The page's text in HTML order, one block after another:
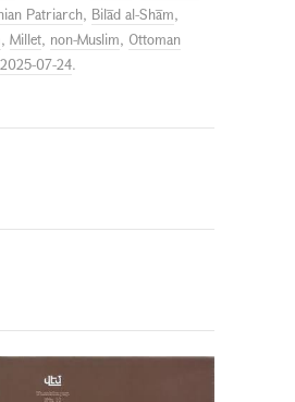
Patriarch, Bilād al-Shām,
, Millet, non-Muslim, Ottoman
2025-07-24.